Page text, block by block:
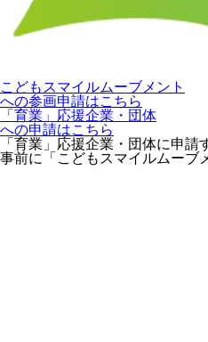
こどもスマイルムーブメント
への参画申請はこちら
「育業」応援企業・団体
への申請はこちら
「育業」応援企業・団体に申請
事前に「こどもスマイルムーブ